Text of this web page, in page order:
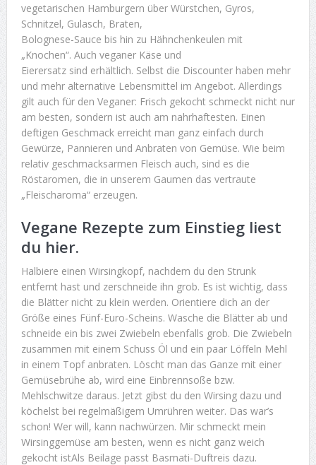
vegetarischen Hamburgern über Würstchen, Gyros,
Schnitzel, Gulasch, Braten,
Bolognese-Sauce bis hin zu Hähnchenkeulen mit
„Knochen“. Auch veganer Käse und
Eierersatz sind erhältlich. Selbst die Discounter haben mehr
und mehr alternative Lebensmittel im Angebot. Allerdings
gilt auch für den Veganer: Frisch gekocht schmeckt nicht nur
am besten, sondern ist auch am nahrhaftesten. Einen
deftigen Geschmack erreicht man ganz einfach durch
Gewürze, Pannieren und Anbraten von Gemüse. Wie beim
relativ geschmacksarmen Fleisch auch, sind es die
Röstaromen, die in unserem Gaumen das vertraute
„Fleischaroma“ erzeugen.
Vegane Rezepte zum Einstieg liest
du hier.
Halbiere einen Wirsingkopf, nachdem du den Strunk
entfernt hast und zerschneide ihn grob. Es ist wichtig, dass
die Blätter nicht zu klein werden. Orientiere dich an der
Größe eines Fünf-Euro-Scheins. Wasche die Blätter ab und
schneide ein bis zwei Zwiebeln ebenfalls grob. Die Zwiebeln
zusammen mit einem Schuss Öl und ein paar Löffeln Mehl
in einem Topf anbraten. Löscht man das Ganze mit einer
Gemüsebrühe ab, wird eine Einbrennsoße bzw.
Mehlschwitze daraus. Jetzt gibst du den Wirsing dazu und
köchelst bei regelmäßigem Umrühren weiter. Das war’s
schon! Wer will, kann nachwürzen. Mir schmeckt mein
Wirsinggemüse am besten, wenn es nicht ganz weich
gekocht istAls Beilage passt Basmati-Duftreis dazu.